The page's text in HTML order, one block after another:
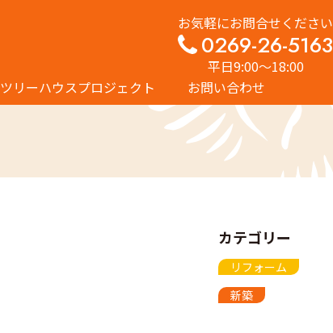
お気軽にお問合せください
0269-26-5163
平日9:00〜18:00
ツリーハウスプロジェクト お問い合わせ
カテゴリー
リフォーム
新築